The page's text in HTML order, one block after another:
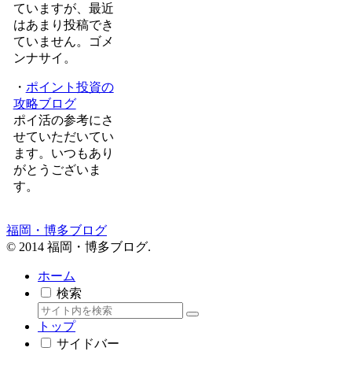
ていますが、最近
はあまり投稿でき
ていません。ゴメ
ンナサイ。
・ ポイント投資の
攻略ブログ
ポイ活の参考にさ
せていただいてい
ます。いつもあり
がとうございま
す。
福岡・博多ブログ
© 2014 福岡・博多ブログ.
ホーム
検索
トップ
サイドバー